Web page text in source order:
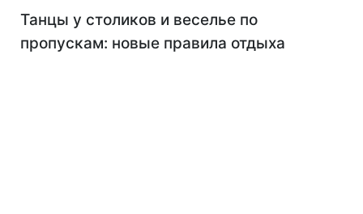
Танцы у столиков и веселье по
пропускам: новые правила отдыха